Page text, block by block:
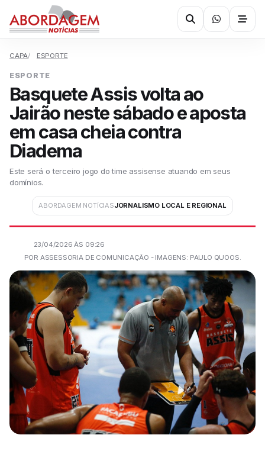
CAPA ESPORTE
ESPORTE
Basquete Assis volta ao
Jairão neste sábado e aposta
em casa cheia contra
Diadema
Este será o terceiro jogo do time assisense atuando em seus
domínios.
ABORDAGEM NOTÍCIASJORNALISMO LOCAL E REGIONAL
23/04/2026 ÀS 09:26
POR ASSESSORIA DE COMUNICAÇÃO - IMAGENS: PAULO QUOOS.